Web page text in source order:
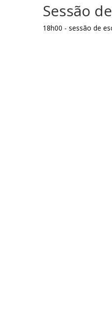
Sessão
18h00 - sessão de